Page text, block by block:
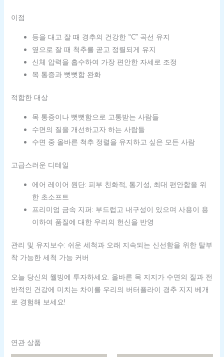
이점
등을 대고 잘 때 경추의 건강한 “C” 곡선 유지
옆으로 잘 때 척추를 곧고 정렬되게 유지
신체 압력을 흡수하여 가장 편안한 자세로 조정
목 통증과 뻣뻣함 완화
적합한 대상
목 통증이나 뻣뻣함으로 고통받는 사람들
수면의 질을 개선하고자 하는 사람들
수면 중 올바른 척추 정렬을 유지하고 싶은 모든 사람
고급스러운 디테일
에어 레이어 원단: 피부 친화적, 통기성, 최대 편안함을 위
한 초소프트
프리미엄 금속 지퍼: 부드럽고 내구성이 있으며 사용이 용
이하여 품질에 대한 우리의 헌신을 반영
관리 및 유지보수: 쉬운 세척과 오래 지속되는 신선함을 위한 탈부
착 가능한 세척 가능 커버
오늘 당신의 웰빙에 투자하세요. 올바른 목 지지가 수면의 질과 전
반적인 건강에 미치는 차이를 우리의 버터플라이 경추 지지 베개
로 경험해 보세요!
연관 상품